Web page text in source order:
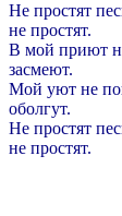
Не простят
не простят.
В мой приют
засмеют.
Мой уют не
оболгут.
Не простят
не простят.